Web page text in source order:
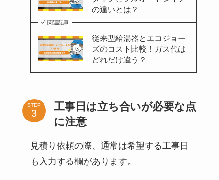
の違いとは？
関連記事
従来型給湯器とエコジョー
ズのコスト比較！ガス代は
どれだけ違う？
STEP
工事日は立ち合いが必要な点
に注意
見積り依頼の際、通常は希望する工事日
も入力する欄があります。